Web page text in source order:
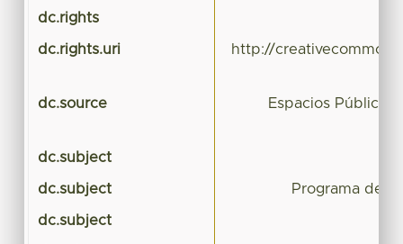
dc.rights
dc.rights.uri http://
dc.source Espacios Públicos
dc.subject
dc.subject Programa de
dc.subject